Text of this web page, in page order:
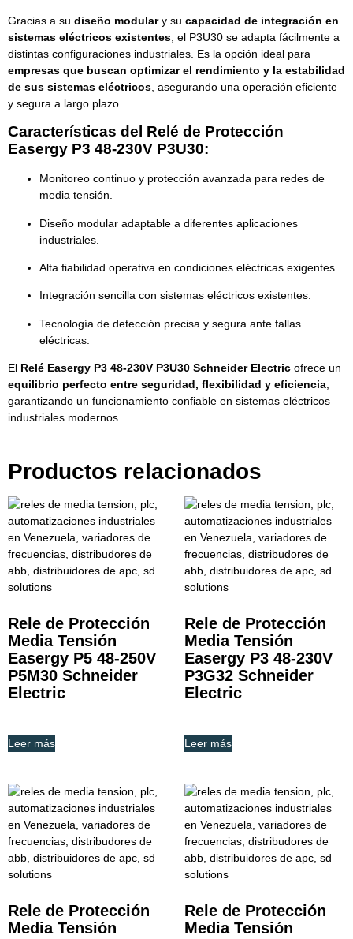
Gracias a su diseño modulary su capacidad de integración en
sistemas eléctricos existentes , el P3U30 se adapta fácilmente a
distintas configuraciones industriales. Es la opción ideal para
empresas que buscan optimizar el rendimiento y la estabilidad
de sus sistemas eléctricos , asegurando una operación eficiente
y segura a largo plazo.
Características del Relé de Protección
Easergy P3 48-230V P3U30:
Monitoreo continuo y protección avanzada para redes de
media tensión.
Diseño modular adaptable a diferentes aplicaciones
industriales.
Alta fiabilidad operativa en condiciones eléctricas exigentes.
Integración sencilla con sistemas eléctricos existentes.
Tecnología de detección precisa y segura ante fallas
eléctricas.
El Relé Easergy P3 48-230V P3U30 Schneider Electric ofrece un
equilibrio perfecto entre seguridad, flexibilidad y eficiencia,
garantizando un funcionamiento confiable en sistemas eléctricos
industriales modernos.
Productos relacionados
Rele de Protección
Media Tensión
Easergy P5 48-250V
P5M30 Schneider
Electric
Leer más
Rele de Protección
Media Tensión
Easergy P3 48-230V
P3G32 Schneider
Electric
Leer más
Rele de Protección
Media Tensión
Rele de Protección
Media Tensión